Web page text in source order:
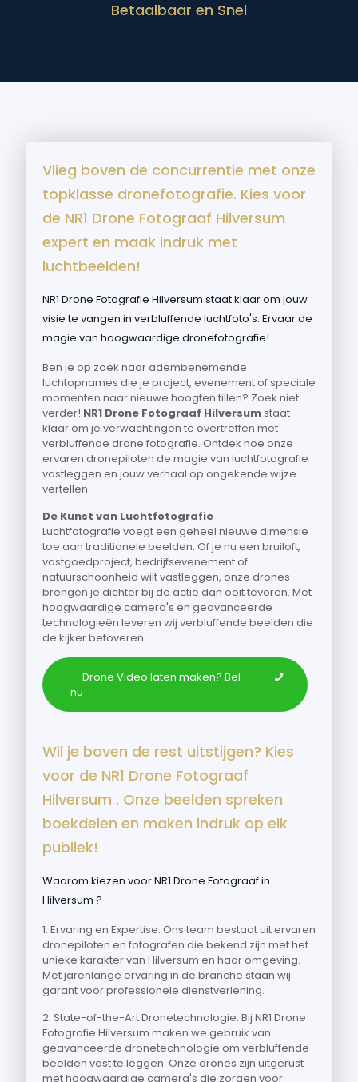
Betaalbaar en Snel
Vlieg boven de concurrentie met onze
topklasse dronefotografie. Kies voor
de NR1 Drone Fotograaf Hilversum
expert en maak indruk met
luchtbeelden!
NR1 Drone Fotografie Hilversum staat klaar om jouw
visie te vangen in verbluffende luchtfoto's. Ervaar de
magie van hoogwaardige dronefotografie!
Ben je op zoek naar adembenemende
luchtopnames die je project, evenement of speciale
momenten naar nieuwe hoogten tillen? Zoek niet
verder! NR1 Drone Fotograaf Hilversumstaat
klaar om je verwachtingen te overtreffen met
verbluffende drone fotografie. Ontdek hoe onze
ervaren dronepiloten de magie van luchtfotografie
vastleggen en jouw verhaal op ongekende wijze
vertellen.
De Kunst van Luchtfotografie
Luchtfotografie voegt een geheel nieuwe dimensie
toe aan traditionele beelden. Of je nu een bruiloft,
vastgoedproject, bedrijfsevenement of
natuurschoonheid wilt vastleggen, onze drones
brengen je dichter bij de actie dan ooit tevoren. Met
hoogwaardige camera's en geavanceerde
technologieën leveren wij verbluffende beelden die
de kijker betoveren.
Drone Video laten maken? Bel
nu
Wil je boven de rest uitstijgen? Kies
voor de NR1 Drone Fotograaf
Hilversum . Onze beelden spreken
boekdelen en maken indruk op elk
publiek!
Waarom kiezen voor NR1 Drone Fotograaf in
Hilversum ?
1. Ervaring en Expertise: Ons team bestaat uit ervaren
dronepiloten en fotografen die bekend zijn met het
unieke karakter van Hilversum en haar omgeving.
Met jarenlange ervaring in de branche staan wij
garant voor professionele dienstverlening.
2. State-of-the-Art Dronetechnologie: Bij NR1 Drone
Fotografie Hilversum maken we gebruik van
geavanceerde dronetechnologie om verbluffende
beelden vast te leggen. Onze drones zijn uitgerust
met hoogwaardige camera's die zorgen voor